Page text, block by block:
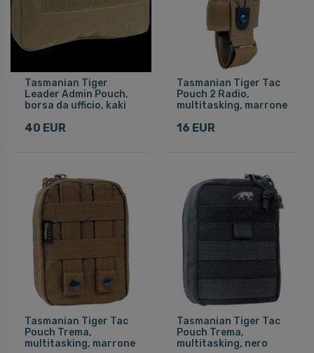
Tasmanian Tiger
Leader Admin Pouch,
borsa da ufficio, kaki
40 EUR
Tasmanian Tiger Tac
Pouch 2 Radio,
multitasking, marrone
16 EUR
Tasmanian Tiger Tac
Pouch Trema,
multitasking, marrone
Tasmanian Tiger Tac
Pouch Trema,
multitasking, nero